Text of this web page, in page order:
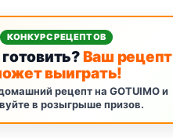
КОНКУРС РЕЦЕПТОВ
Ваш рецепт
выиграть!
рецепт на GOTUIMO и
в розыгрыше призов.